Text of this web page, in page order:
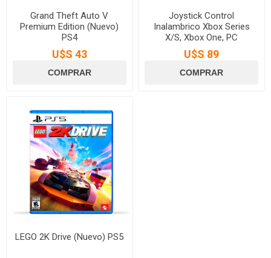
Grand Theft Auto V
Premium Edition (Nuevo)
PS4
U$S 43
Joystick Control
Inalambrico Xbox Series
X/S, Xbox One, PC
U$S 89
LEGO 2K Drive (Nuevo) PS5